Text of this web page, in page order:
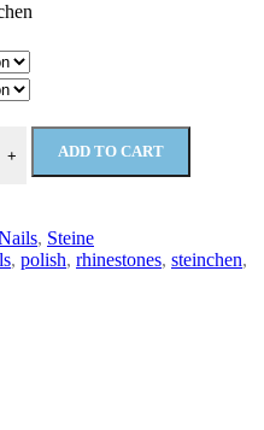
+ ADD TO CART
, Steine
, polish, rhinestones, steinchen,